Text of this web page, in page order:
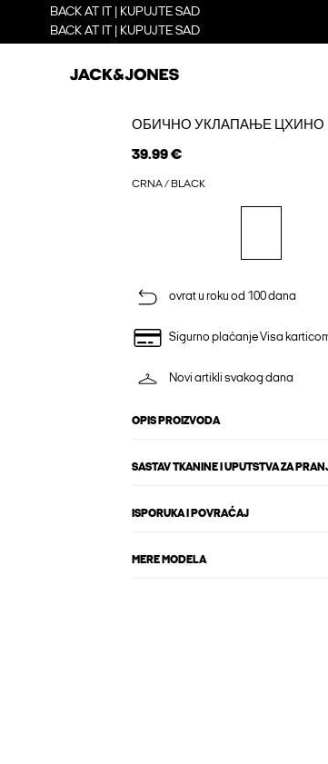
BACK AT IT | KUPUJTE SAD
BACK AT IT | KUPUJTE SAD
ОБИЧНО УКЛАПАЊЕ ЦХИНО
39.99 €
CRNA / BLACK
ovrat u roku od 100 dana
Sigurno plaćanje Visa
Novi artikli svakog dana
OPIS PROIZVODA
SASTAV TKANINE I UPUTSTVA ZA
ISPORUKA I POVRAĆAJ
MERE MODELA